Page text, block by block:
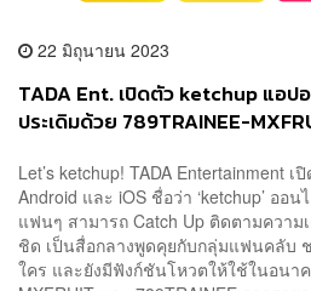
22 มิถุนายน 2023
TADA Ent. เปิดตัว ketchup แอป
ประเดิมด้วย 789TRAINEE-
Let’s ketchup! TADA Entertainment
Android และ iOS ชื่อว่า ‘ketchup’ ออ
แฟนๆ สามารถ Catch Up ติดตามควา
ชิด เป็นสื่อกลางพูดคุยกับกลุ่มแฟนคลับ
ใคร และยังมีฟังก์ชันโหวตให้ใช้ในอนา